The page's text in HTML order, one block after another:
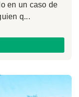
en un caso de
q...